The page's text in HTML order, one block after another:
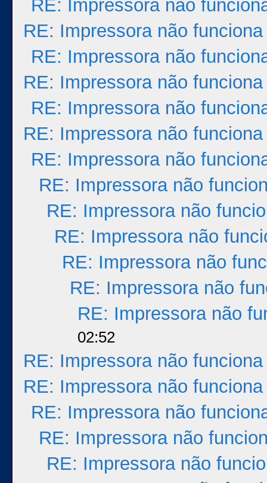
RE: Impressora não
RE: Impressora não funciona
RE: Impressora não
RE: Impressora não funciona
RE: Impressora não
RE: Impressora não funciona
RE: Impressora não
RE: Impressora não
RE: Impressora não
RE: Impressora não
RE: Impressora não
RE: Impressora não
RE: Impressora não
02:52
RE: Impressora não funciona
RE: Impressora não funciona
RE: Impressora não
RE: Impressora não
RE: Impressora não